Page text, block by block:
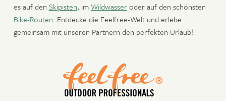
Resort
Suiten & Chalets
Aktiv Sommer
Aktiv Winter
es auf den Skipisten, imWildwasseroder auf den schönsten
Bike-Routen. Entdecke die Feelfree-Welt und erlebe
gemeinsam mit unseren Partnern den perfekten Urlaub!
Bereit für Urlaub ganz nach deiner Natur?
keine An- & Abreise
nicht verfügbar